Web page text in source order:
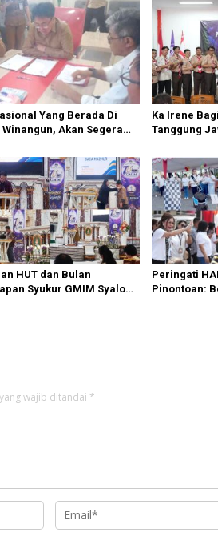
Yang Berada Di
Akan Segera
Ka Irene
Tanggung
HUT dan Bulan
Syukur GMIM Syalom
Peringati
Pinontoan:
wajib ditandai *